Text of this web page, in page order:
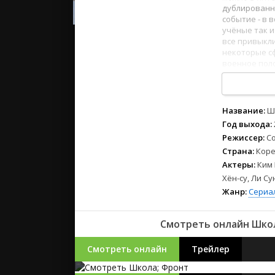
2022
2021
событие - в
учёные так
все
некоторые
в армию в
12345 678
Название:
Год выхода:
Режиссер:
Страна:
Актеры:Ким
Хён-су, Ли
Жанр:
Смотреть онлайн
Смотреть онлайн Трейлер